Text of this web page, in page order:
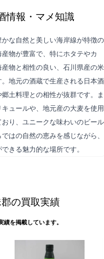
情報・マメ知識
な自然と美しい海岸線が特徴の
物が豊富で、特にホタテやカ
物と相性の良い、石川県産の米
地元の酒蔵で生産される日本酒
土料理との相性が抜群です。ま
ュールや、地元産の大麦を使用
り、ユニークな味わいのビール
はの自然の恵みを感じながら、
きる魅力的な場所です。
の買取実績
を掲載しています。